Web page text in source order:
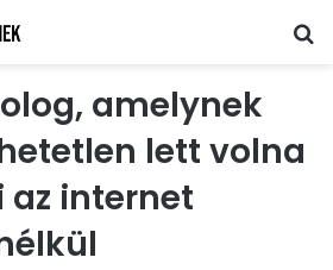
amelynek
lett volna
internet